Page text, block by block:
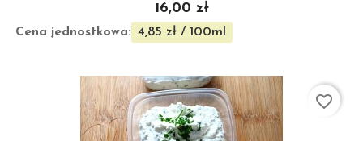
16,00 zł
Cena jednostkowa: 4,85 zł / 100ml
favorite_border